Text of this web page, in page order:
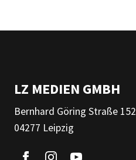
LZ MEDIEN GMBH
Bernhard Göring Straße 152
04277 Leipzig